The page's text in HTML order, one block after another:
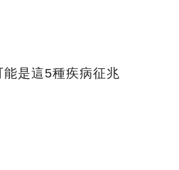
是這5種疾病征兆